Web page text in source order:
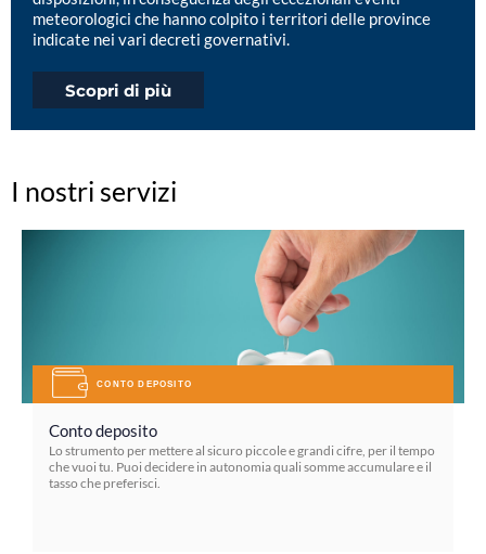
meteorologici che hanno colpito i territori delle province
indicate nei vari decreti governativi.
Scopri di più
I nostri servizi
CONTO DEPOSITO
Conto deposito
Lo strumento per mettere al sicuro piccole e grandi cifre, per il tempo
che vuoi tu. Puoi decidere in autonomia quali somme accumulare e il
tasso che preferisci.